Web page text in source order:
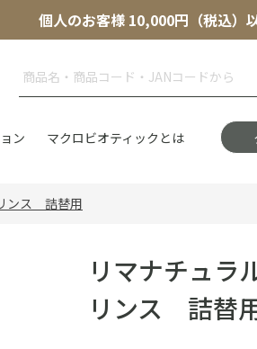
個人のお客様 10,000円（税込）
ン マクロビオティックとは
ンス 詰替用
リマナチュ
リンス 詰替